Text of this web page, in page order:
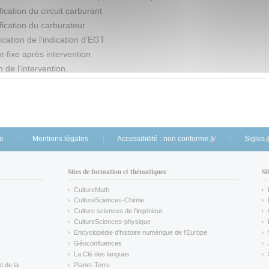
du circuit carburant
du carburateur
de l’indication d’EGT
fixe après intervention
de l'intervention.
Mentions légales Accessibilité : non conforme (link is external)
Sigles
de la
Sites de formation et thématiques
CultureMath
(link is external)
CultureSciences-Chimie
(link is external)
Culture sciences de l'ingénieur
CultureSciences-physique
(link is external)
Encyclopédie d'histoire numérique de l'Europe
(link is external)
Géoconfluences
(link is external)
La Clé des langues
(link is external)
Planet-Terre